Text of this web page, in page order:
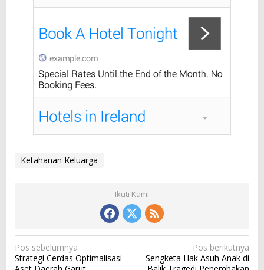
Ketahanan Keluarga
Ikuti Kami
N
a
Pos sebelumnya
Strategi Cerdas Optimalisasi
Pos berikutnya
Sengketa Hak Asuh Anak di